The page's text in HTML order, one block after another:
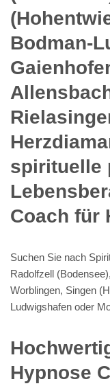
Bodman-
spirituelle
Coach für
Suchen Sie nach
Radolfzell
Worblingen, Singen
Ludwigshafen oder
Hypnose